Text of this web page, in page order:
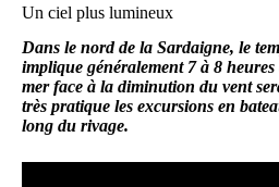
Un ciel plus lumineux
Dans le nord de la Sardaigne, le
implique généralement 7 à 8 heures
mer face à la diminution du vent
très pratique les excursions en
long du rivage.